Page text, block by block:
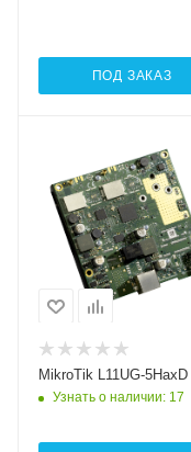
ПОД ЗАКАЗ
оптические
интерфейсы
1xGigabit Ethernet
Wi-Fi интерфейсы
5 ГГц
802.11a/n/ac/ax
MikroTik L11UG-5HaxD
Узнать о наличии: 17